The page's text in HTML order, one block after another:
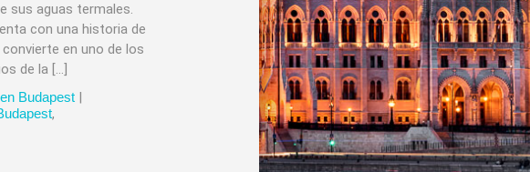
sus aguas termales.
con una historia de
en uno de los
de la […]
Budapest |
,